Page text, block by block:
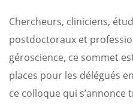
Chercheurs, cliniciens,
postdoctoraux et
géroscience, ce sommet
places pour les délégués
ce colloque qui